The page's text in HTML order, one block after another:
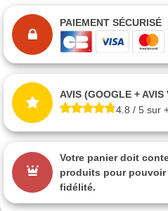
PAIEMENT SÉCURISÉ
AVIS (GOOGLE + AVIS
4.8 / 5 sur
Votre panier doit
produits pour pouvoir
fidélité.